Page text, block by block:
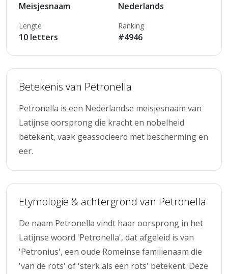
Meisjesnaam Nederlands
Lengte
10 letters
Ranking
#4946
Betekenis van Petronella
Petronella is een Nederlandse meisjesnaam van
Latijnse oorsprong die kracht en nobelheid
betekent, vaak geassocieerd met bescherming en
eer.
Etymologie & achtergrond van Petronella
De naam Petronella vindt haar oorsprong in het
Latijnse woord 'Petronella', dat afgeleid is van
'Petronius', een oude Romeinse familienaam die
'van de rots' of 'sterk als een rots' betekent. Deze